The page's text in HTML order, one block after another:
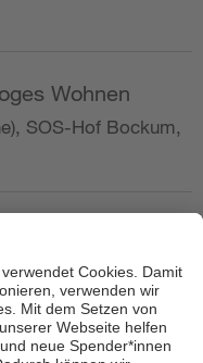
Wohnen
SOS-Hof Bockum,
w/d) als